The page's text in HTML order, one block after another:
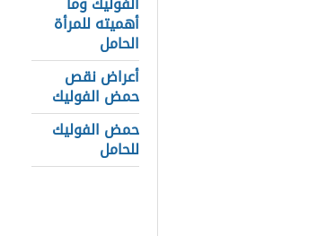
أهميته للمرأة
الحامل
أعراض نقص
حمض الفوليك
حمض الفوليك
للحامل